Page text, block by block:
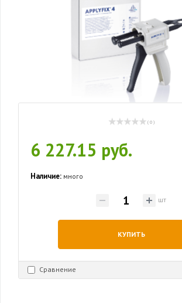
( 0 )
6 227.15 руб.
Наличие: много
шт
КУПИТЬ
Сравнение